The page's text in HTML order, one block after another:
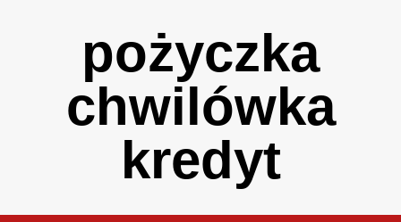
pożyczka
chwilówka
kredyt